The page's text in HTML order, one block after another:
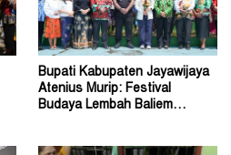
Bupati Kabupaten Jayawijaya
Atenius Murip: Festival
Budaya Lembah Baliem